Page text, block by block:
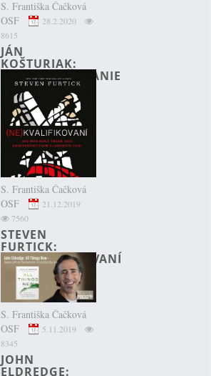
S. Františka Čačková
OSF
28.2.2020
8615
JÁN
KOŠTURIAK:
ZJEDNODUŠOVANIE
PRÁCE A
ŽIVOTA
S. Františka Čačková
OSF
21.12.2019
7560
STEVEN
FURTICK:
(NE)KVALIFIKOVANÍ
S. Františka Čačková
OSF
5.11.2019
8345
JOHN
ELDREDGE: